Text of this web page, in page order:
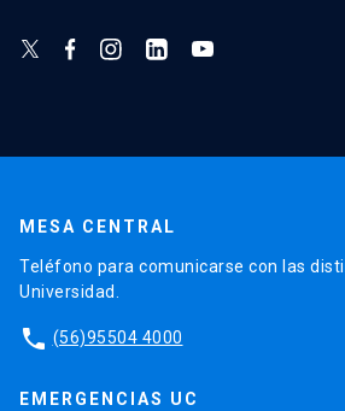
MESA CENTRAL
Teléfono para comunicarse con las
Universidad.
phone (56)95504 4000
EMERGENCIAS UC